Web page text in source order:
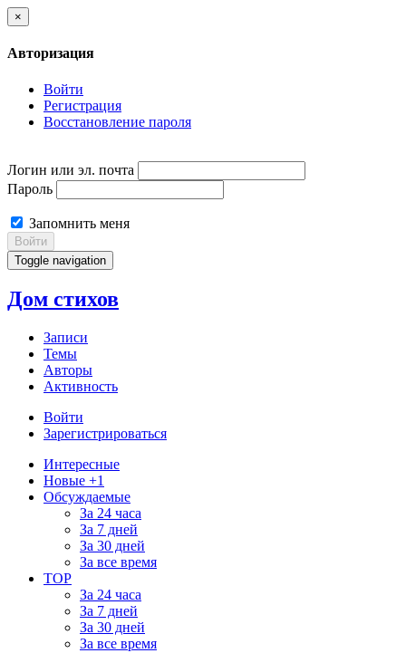
×
Авторизация
Войти
Регистрация
Восстановление пароля
Логин или эл. почта
Пароль
Запомнить меня
Войти
Toggle navigation
Дом стихов
Записи
Темы
Авторы
Активность
Войти
Зарегистрироваться
Интересные
Новые +1
Обсуждаемые
За 24 часа
За 7 дней
За 30 дней
За все время
TOP
За 24 часа
За 7 дней
За 30 дней
За все время